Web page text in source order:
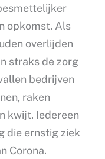
opkomst. Als
overlijden
straks de zorg
bedrijven
raken
kwijt. Iedereen
die ernstig ziek
Corona.